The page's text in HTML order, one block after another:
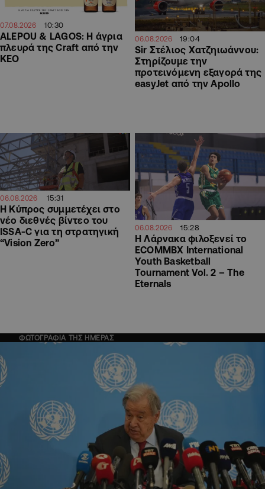
07.08.2026 10:30
ALEPOU & LAGOS: Η άγρια
πλευρά της Craft από την
ΚΕΟ
06.08.2026 19:04
Sir Στέλιος Χατζηιωάννου:
Στηρίζουμε την
προτεινόμενη εξαγορά της
easyJet από την Apollo
06.08.2026 15:31
Η Κύπρος συμμετέχει στο
νέο διεθνές βίντεο του
ISSA-C για τη στρατηγική
“Vision Zero”
06.08.2026 15:28
Η Λάρνακα φιλοξενεί το
ECOMMBX International
Youth Basketball
Tournament Vol. 2 – The
Eternals
ΦΩΤΟΓΡΑΦΙΑ ΤΗΣ ΗΜΕΡΑΣ